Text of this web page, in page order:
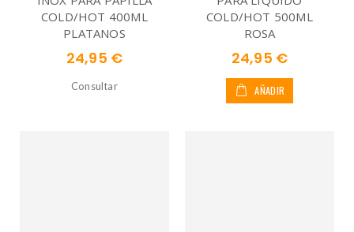
COLD/HOT 400ML
PLATANOS
24,95 €
Consultar
COLD/HOT 500ML
ROSA
24,95 €
AÑADIR